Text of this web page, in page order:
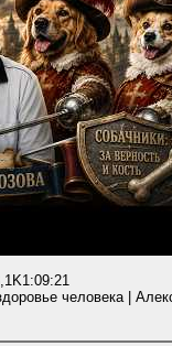
1:09:21
человека |